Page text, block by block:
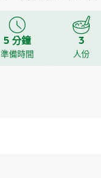
5 分鐘
準備時間
3
人份